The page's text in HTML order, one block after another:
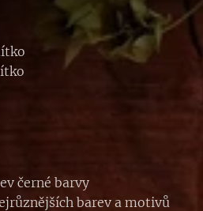
černé barvy
barev a motivů